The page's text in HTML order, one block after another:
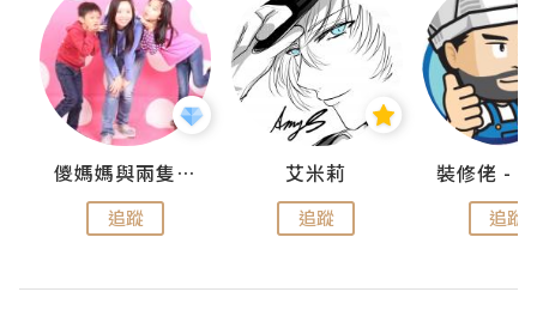
儍媽媽與兩隻小魔怪之家
追蹤
艾米莉
追蹤 追蹤